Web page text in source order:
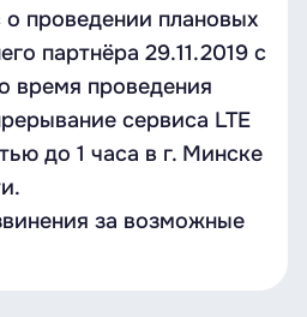
проведении плановых
партнёра 29.11.2019 с
время проведения
сервиса LTE
до 1 часа в г. Минске
за возможные